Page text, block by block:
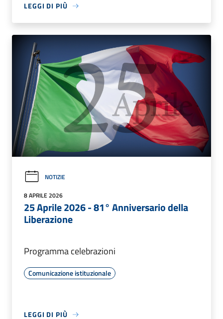
LEGGI DI PIÙ
NOTIZIE
8 APRILE 2026
25 Aprile 2026 - 81° Anniversario della
Liberazione
Programma celebrazioni
Comunicazione istituzionale
LEGGI DI PIÙ